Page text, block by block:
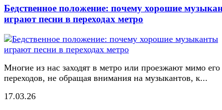
Бедственное положение: почему хорошие
играют песни в переходах метро
Многие из нас заходят в метро или проезжают мимо его
переходов, не обращая внимания на музыкантов, к...
17.03.26